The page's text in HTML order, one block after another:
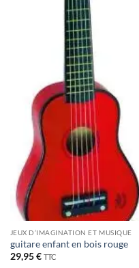
JEUX D’IMAGINATION ET MUSIQUE
guitare enfant en bois rouge
29,95€ TTC